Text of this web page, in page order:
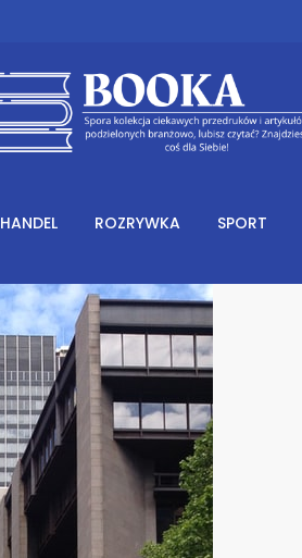
HANDEL ROZRYWKA SPORT